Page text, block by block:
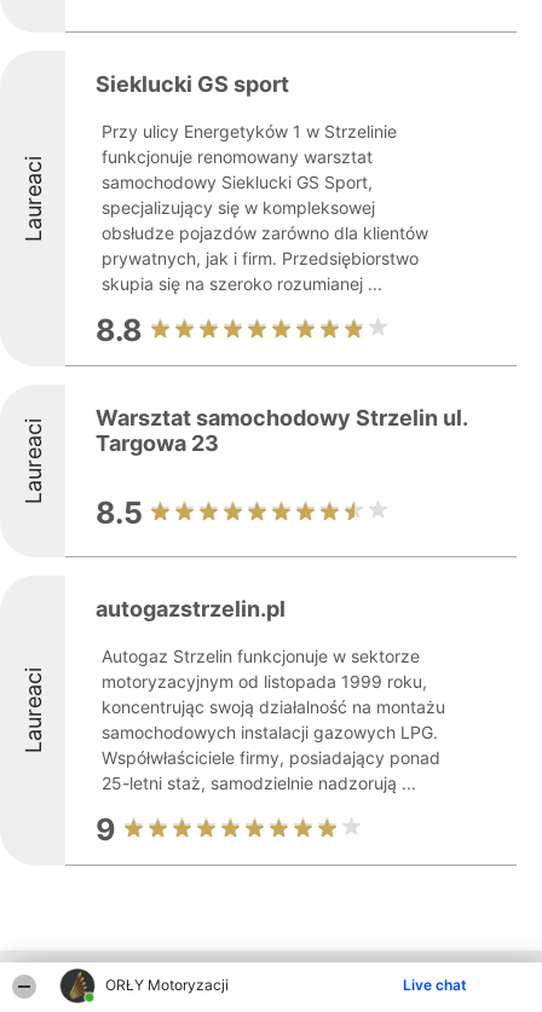
ORŁY Motoryzacji Live chat
Laureaci
Sieklucki GS sport
Przy ulicy Energetyków 1 w Strzelinie
funkcjonuje renomowany warsztat
samochodowy Sieklucki GS Sport,
specjalizujący się w kompleksowej
obsłudze pojazdów zarówno dla klientów
prywatnych, jak i firm. Przedsiębiorstwo
skupia się na szeroko rozumianej ...
8.8
Laureaci
Warsztat samochodowy Strzelin ul.
Targowa 23
8.5
Laureaci
autogazstrzelin.pl
Autogaz Strzelin funkcjonuje w sektorze
motoryzacyjnym od listopada 1999 roku,
koncentrując swoją działalność na montażu
samochodowych instalacji gazowych LPG.
Współwłaściciele firmy, posiadający ponad
25-letni staż, samodzielnie nadzorują ...
9
Inne firmy z województwa